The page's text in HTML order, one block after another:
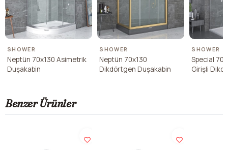
SHOWER
Neptün 70x130 Asimetrik
Duşakabin
SHOWER
Neptün 70x130
Dikdörtgen Duşakabin
SHOWER
Special
Girişli
Benzer Ürünler